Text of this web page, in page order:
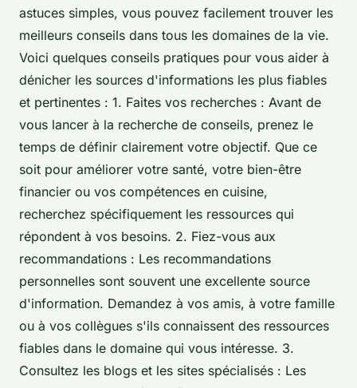
astuces simples, vous pouvez facilement trouver les
meilleurs conseils dans tous les domaines de la vie.
Voici quelques conseils pratiques pour vous aider à
dénicher les sources d'informations les plus fiables
et pertinentes : 1. Faites vos recherches : Avant de
vous lancer à la recherche de conseils, prenez le
temps de définir clairement votre objectif. Que ce
soit pour améliorer votre santé, votre bien-être
financier ou vos compétences en cuisine,
recherchez spécifiquement les ressources qui
répondent à vos besoins. 2. Fiez-vous aux
recommandations : Les recommandations
personnelles sont souvent une excellente source
d'information. Demandez à vos amis, à votre famille
ou à vos collègues s'ils connaissent des ressources
fiables dans le domaine qui vous intéresse. 3.
Consultez les blogs et les sites spécialisés : Les